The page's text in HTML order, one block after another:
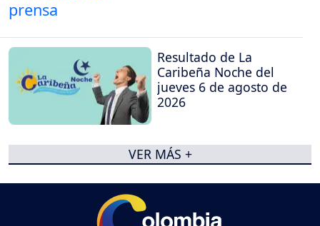
Resultado de La
Caribeña Noche del
jueves 6 de agosto de
2026
VER MÁS +